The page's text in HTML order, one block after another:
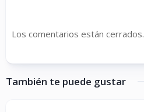
Los comentarios están cerrados.
También te puede gustar